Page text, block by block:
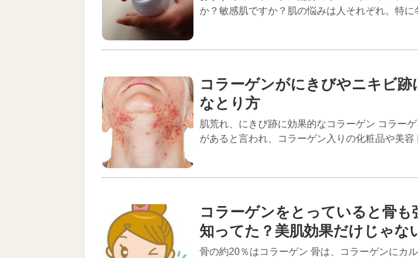
か？敏感肌ですか？肌の悩みは人それぞれ。特に
コラーゲンがにきびやニキビ跡
なとり方
肌荒れ、にきび跡に効果的なコラーゲン コラー
があると言われ、コラーゲン入りの化粧品や美容
コラーゲンをとっていると骨も
知ってた？美肌効果だけじゃな
骨の約20％はコラーゲン 骨は、コラーゲンにカ